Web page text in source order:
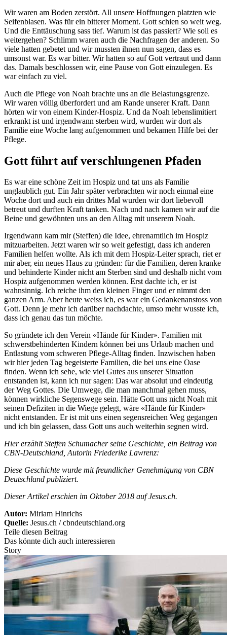
Wir waren am Boden zerstört. All unsere Hoffnungen platzten wie
Seifenblasen. Was für ein bitterer Moment. Gott schien so weit weg.
Und die Enttäuschung sass tief. Warum ist das passiert? Wie soll es
weitergehen? Schlimm waren auch die Nachfragen der anderen. So
viele hatten gebetet und wir mussten ihnen nun sagen, dass es
umsonst war. Es war bitter. Wir hatten so auf Gott vertraut und dann
das. Damals beschlossen wir, eine Pause von Gott einzulegen. Es
war einfach zu viel.
Auch die Pflege von Noah brachte uns an die Belastungsgrenze.
Wir waren völlig überfordert und am Rande unserer Kraft. Dann
hörten wir von einem Kinder-Hospiz. Und da Noah lebenslimitiert
erkrankt ist und irgendwann sterben wird, wurden wir dort als
Familie eine Woche lang aufgenommen und bekamen Hilfe bei der
Pflege.
Gott führt auf verschlungenen Pfaden
Es war eine schöne Zeit im Hospiz und tat uns als Familie
unglaublich gut. Ein Jahr später verbrachten wir noch einmal eine
Woche dort und auch ein drittes Mal wurden wir dort liebevoll
betreut und durften Kraft tanken. Nach und nach kamen wir auf die
Beine und gewöhnten uns an den Alltag mit unserem Noah.
Irgendwann kam mir (Steffen) die Idee, ehrenamtlich im Hospiz
mitzuarbeiten. Jetzt waren wir so weit gefestigt, dass ich anderen
Familien helfen wollte. Als ich mit dem Hospiz-Leiter sprach, riet er
mir aber, ein neues Haus zu gründen: für die Familien, deren kranke
und behinderte Kinder nicht am Sterben sind und deshalb nicht vom
Hospiz aufgenommen werden können. Erst dachte ich, er ist
wahnsinnig. Ich reiche ihm den kleinen Finger und er nimmt den
ganzen Arm. Aber heute weiss ich, es war ein Gedankenanstoss von
Gott. Denn je mehr ich darüber nachdachte, umso mehr wusste ich,
dass ich genau das tun möchte.
So gründete ich den Verein «Hände für Kinder». Familien mit
schwerstbehinderten Kindern können bei uns Urlaub machen und
Entlastung vom schweren Pflege-Alltag finden. Inzwischen haben
wir hier jeden Tag begeisterte Familien, die bei uns eine Oase
finden. Wenn ich sehe, wie viel Gutes aus unserer Situation
entstanden ist, kann ich nur sagen: Das war absolut und eindeutig
der Weg Gottes. Die Umwege, die man manchmal gehen muss,
können wirkliche Segenswege sein. Hätte Gott uns nicht Noah mit
seinen Defiziten in die Wiege gelegt, wäre «Hände für Kinder»
nicht entstanden. Er ist mit uns einen segensreichen Weg gegangen
und ich bin gelassen, dass Gott uns auch weiterhin segnen wird.
Hier erzählt Steffen Schumacher seine Geschichte, ein Beitrag von
CBN-Deutschland, Autorin Friederike Lawrenz:
Diese Geschichte wurde mit freundlicher Genehmigung von CBN
Deutschland publiziert.
Dieser Artikel erschien im Oktober 2018 auf Jesus.ch.
Autor: Miriam Hinrichs
Quelle: Jesus.ch / cbndeutschland.org
Teile diesen Beitrag
Das könnte dich auch interessieren
Story